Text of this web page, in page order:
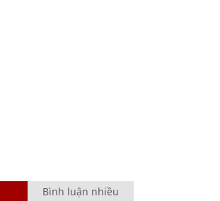
Bình luận nhiều